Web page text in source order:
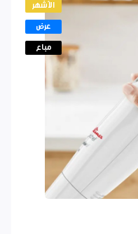
الأشهر
عرض
مباع